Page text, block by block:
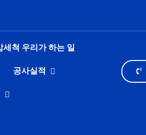
세척 우리가 하는 일
공사실적